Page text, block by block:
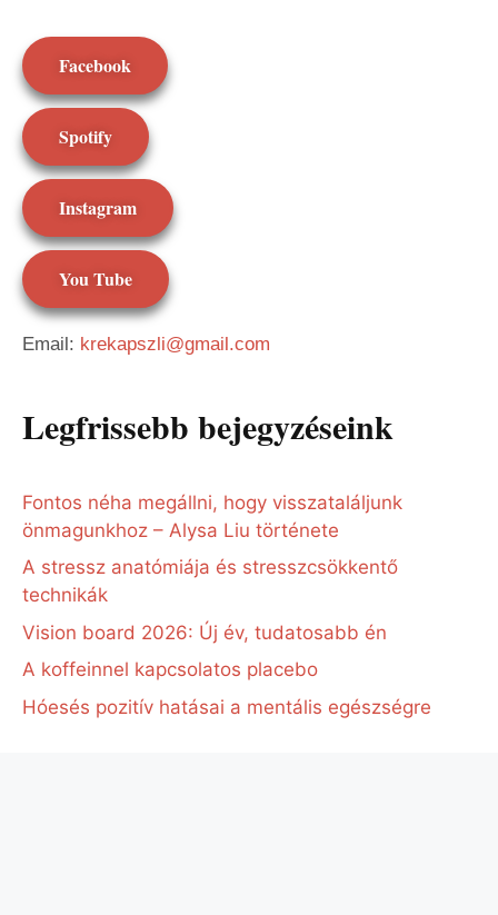
Facebook
Spotify
Instagram
You Tube
Email: krekapszli@gmail.com
Legfrissebb bejegyzéseink
Fontos néha megállni, hogy visszataláljunk
önmagunkhoz – Alysa Liu története
A stressz anatómiája és stresszcsökkentő
technikák
Vision board 2026: Új év, tudatosabb én
A koffeinnel kapcsolatos placebo
Hóesés pozitív hatásai a mentális egészségre